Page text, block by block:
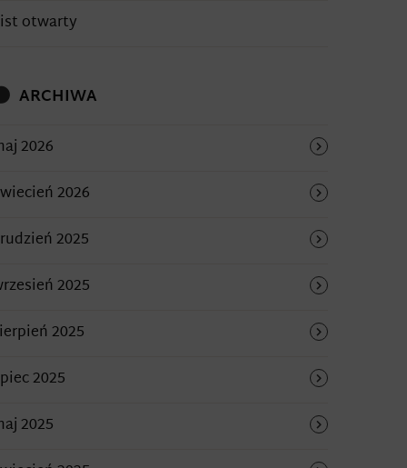
otwarty
ARCHIWA
2026
2026
2025
2025
2025
2025
2025